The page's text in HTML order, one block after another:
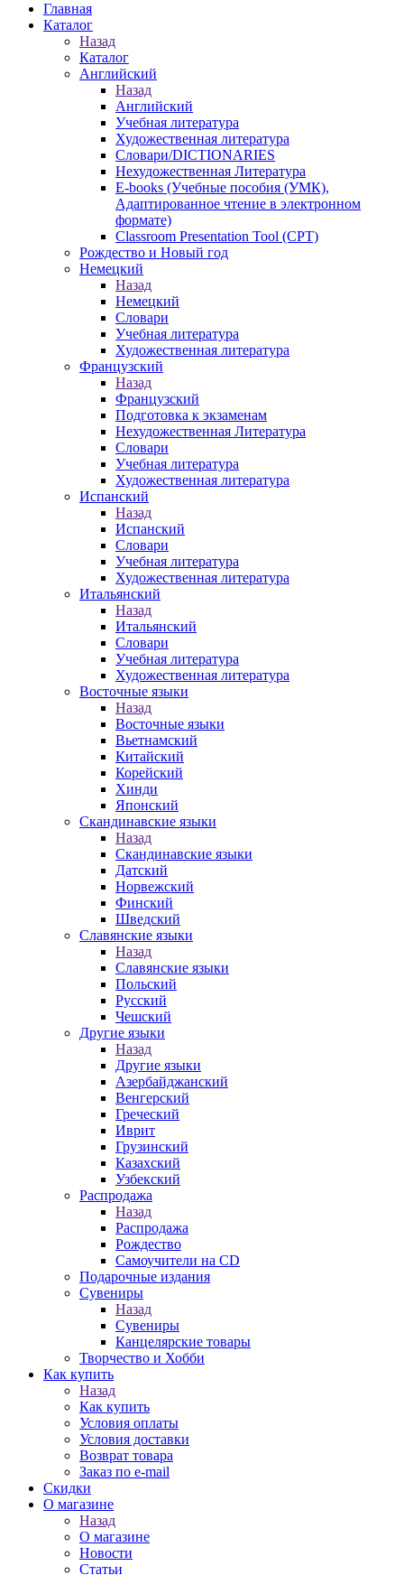
Главная
Каталог
Назад
Каталог
Английский
Назад
Английский
Учебная литература
Художественная литература
Словари/DICTIONARIES
Нехудожественная Литература
E-books (Учебные пособия (УМК),
Адаптированное чтение в электронном
формате)
Classroom Presentation Tool (CPT)
Рождество и Новый год
Немецкий
Назад
Немецкий
Словари
Учебная литература
Художественная литература
Французский
Назад
Французский
Подготовка к экзаменам
Нехудожественная Литература
Словари
Учебная литература
Художественная литература
Испанский
Назад
Испанский
Словари
Учебная литература
Художественная литература
Итальянский
Назад
Итальянский
Словари
Учебная литература
Художественная литература
Восточные языки
Назад
Восточные языки
Вьетнамский
Китайский
Корейский
Хинди
Японский
Скандинавские языки
Назад
Скандинавские языки
Датский
Норвежский
Финский
Шведский
Славянские языки
Назад
Славянские языки
Польский
Русский
Чешский
Другие языки
Назад
Другие языки
Азербайджанский
Венгерский
Греческий
Иврит
Грузинский
Казахский
Узбекский
Распродажа
Назад
Распродажа
Рождество
Самоучители на CD
Подарочные издания
Сувениры
Назад
Сувениры
Канцелярские товары
Творчество и Хобби
Как купить
Назад
Как купить
Условия оплаты
Условия доставки
Возврат товара
Заказ по e-mail
Скидки
О магазине
Назад
О магазине
Новости
Статьи